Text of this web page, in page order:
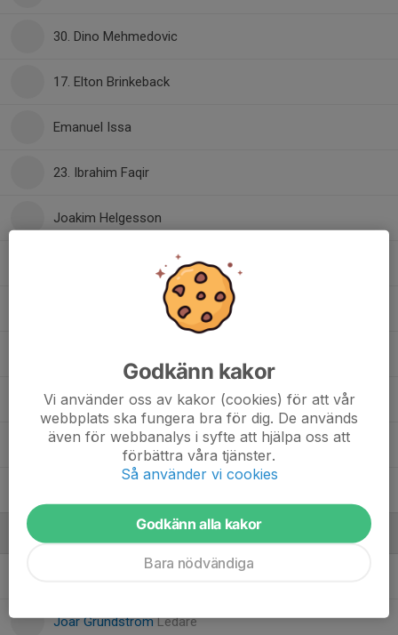
30. Dino Mehmedovic
17. Elton Brinkeback
Emanuel Issa
23. Ibrahim Faqir
Joakim Helgesson
18. Joar Trübenbach
21. Magdis Abdi, Junior
Mohamed Barrani
Ledare
Joar GrundströmLedare
Godkänn kakor
Vi använder oss av kakor (cookies) för att vår
webbplats ska fungera bra för dig. De används
även för webbanalys i syfte att hjälpa oss att
förbättra våra tjänster.
Så använder vi cookies
Godkänn alla kakor
Bara nödvändiga